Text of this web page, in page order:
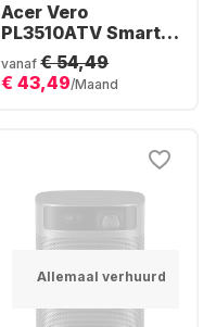
Acer Vero
PL3510ATV Smart
Projector - Full HD
vanaf € 54,49
€ 43,49/Maand
Allemaal verhuurd